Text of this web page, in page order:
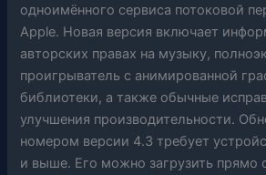
одноимённого сервиса потоковой
Apple. Новая версия включает
авторских правах на музыку,
проигрыватель с анимированной
библиотеки, а также обычные
улучшения производительности.
номером версии 4.3 требует
и выше. Его можно загрузить прямо